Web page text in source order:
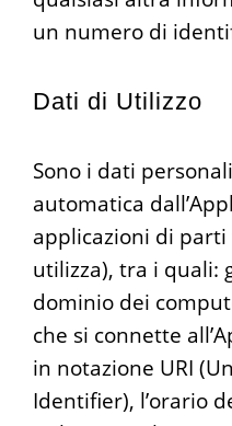
un numero di
Dati di Utilizzo
Sono i dati
automatica
applicazioni di parti
utilizza), tra i quali:
dominio dei
che si connette
in notazione URI
Identifier), l’orario